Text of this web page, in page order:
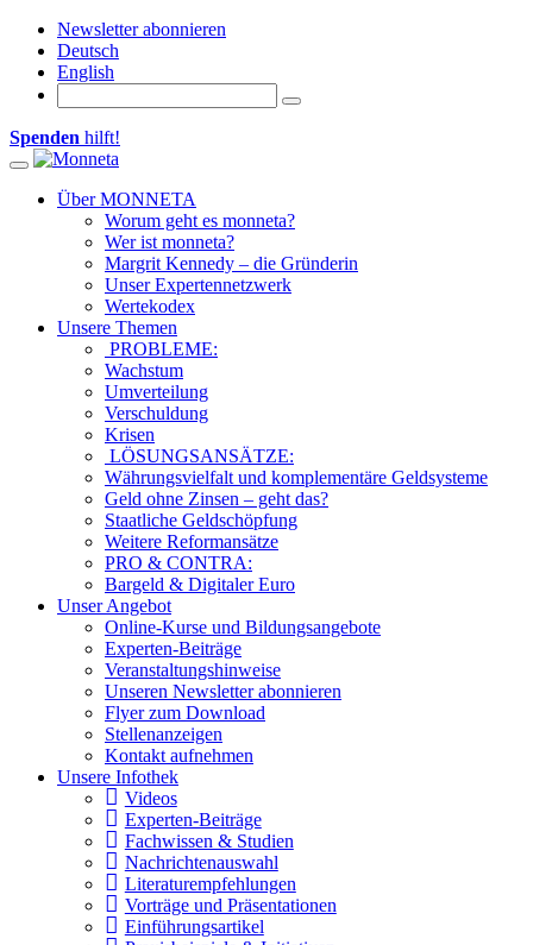
Newsletter abonnieren
Deutsch
English
Spenden hilft!
Toggle navigation
Über MONNETA
Worum geht es monneta?
Wer ist monneta?
Margrit Kennedy – die Gründerin
Unser Expertennetzwerk
Wertekodex
Unsere Themen
PROBLEME:
Wachstum
Umverteilung
Verschuldung
Krisen
LÖSUNGSANSÄTZE:
Währungsvielfalt und komplementäre Geldsysteme
Geld ohne Zinsen – geht das?
Staatliche Geldschöpfung
Weitere Reformansätze
PRO & CONTRA:
Bargeld & Digitaler Euro
Unser Angebot
Online-Kurse und Bildungsangebote
Experten-Beiträge
Veranstaltungshinweise
Unseren Newsletter abonnieren
Flyer zum Download
Stellenanzeigen
Kontakt aufnehmen
Unsere Infothek
Videos
Experten-Beiträge
Fachwissen & Studien
Nachrichtenauswahl
Literaturempfehlungen
Vorträge und Präsentationen
Einführungsartikel